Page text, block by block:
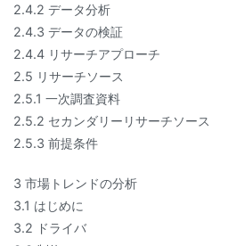
2.4.2 データ分析
2.4.3 データの検証
2.4.4 リサーチアプローチ
2.5 リサーチソース
2.5.1 一次調査資料
2.5.2 セカンダリーリサーチソース
2.5.3 前提条件
3 市場トレンドの分析
3.1 はじめに
3.2 ドライバ